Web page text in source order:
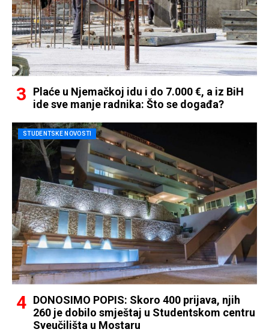
Plaće u Njemačkoj idu i do 7.000 €, a iz BiH
ide sve manje radnika: Što se događa?
STUDENTSKE NOVOSTI
DONOSIMO POPIS: Skoro 400 prijava, njih
260 je dobilo smještaj u Studentskom centru
Sveučilišta u Mostaru